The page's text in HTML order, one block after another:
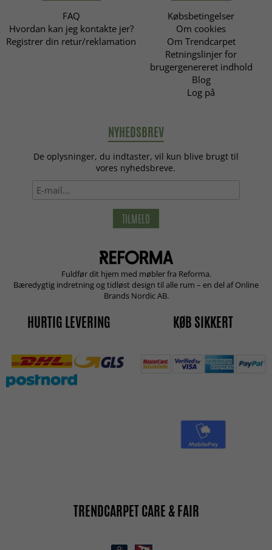
FAQ
Hvordan kan jeg kontakte jer?
Registrer din retur/reklamation
Købsbetingelser
Om cookies
Om Trendcarpet
Retningslinjer for
brugergenereret indhold
Blog
Log på
NYHEDSBREV
De oplysninger, du indtaster, vil kun blive brugt til
vores nyhedsbreve.
TILMELD
Fuldfør dit hjem med møbler fra Reforma.
Bæredygtig indretning og tidløst design til alle rum – en del af Online
Brands Nordic AB.
HURTIG LEVERING KØB SIKKERT
TRENDCARPET CARE & FAIR